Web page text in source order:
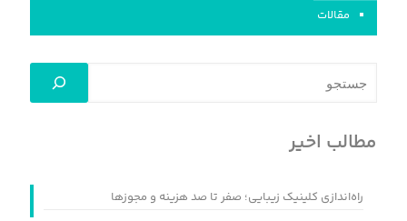
مقالات
مطالب اخیر
راه‌اندازی کلینیک زیبایی؛ صفر تا صد هزینه و مجوزها